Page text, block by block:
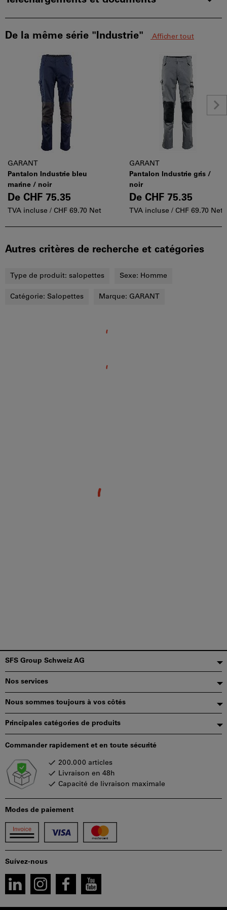
De la même série "Industrie" Afficher tout
GARANT
Pantalon Industrie bleu
marine / noir
De CHF 75.35
TVA incluse / CHF 69.70 Net
GARANT
Pantalon Industrie gris /
noir
De CHF 75.35
TVA incluse / CHF 69.70 Net
Autres critères de recherche et catégories
Type de produit: salopettes Sexe: Homme
Catégorie: Salopettes Marque: GARANT
Pied
de
page
SFS Group Schweiz AG
Nos services
Nous sommes toujours à vos côtés
Principales catégories de produits
Suívez-nous
Modes de paiement
Commander rapidement et en toute sécurité
200.000 articles
Livraison en 48h
Capacité de livraison maximale